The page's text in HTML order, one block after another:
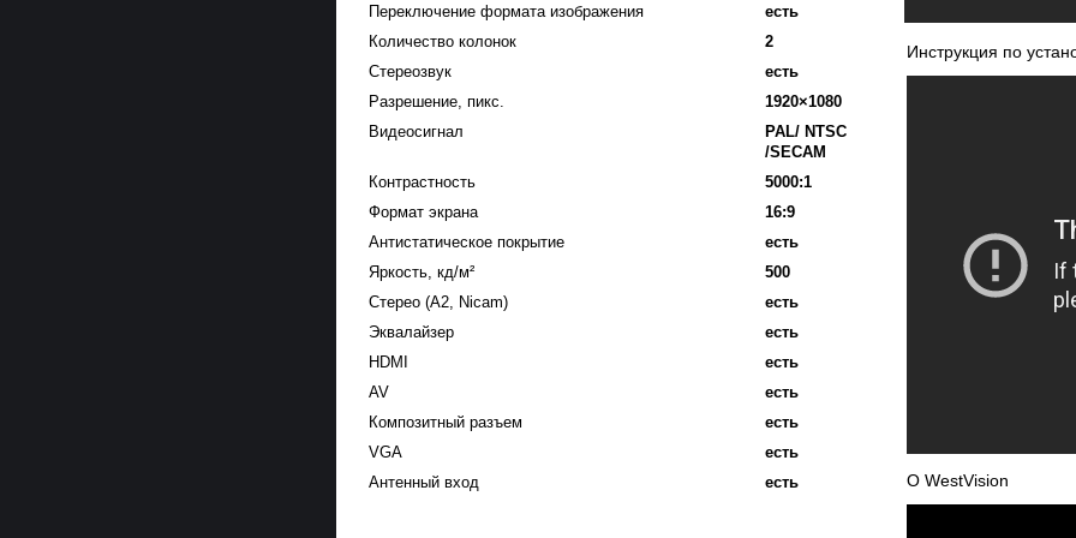
Переключение формата изображения
есть
Количество колонок
2
Стереозвук
есть
Разрешение, пикс.
1920×1080
Видеосигнал
PAL/ NTSC
/SECAM
Контрастность
5000:1
Формат экрана
16:9
Антистатическое покрытие
есть
Яркость, кд/м²
500
Стерео (А2, Nicam)
есть
Эквалайзер
есть
HDMI
есть
AV
есть
Композитный разъем
есть
VGA
есть
Антенный вход
есть
Инструкция по
О WestVision